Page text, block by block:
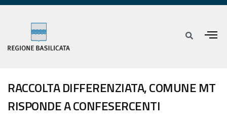
RACCOLTA DIFFERENZIATA, COMUNE MT
RISPONDE A CONFESERCENTI